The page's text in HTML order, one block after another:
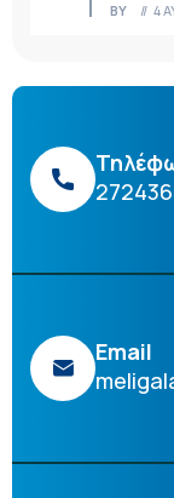
BY 4
Email